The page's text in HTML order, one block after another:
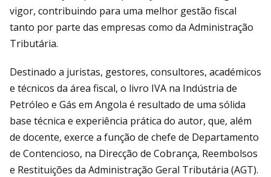
vigor, contribuindo para uma melhor gestão fiscal
tanto por parte das empresas como da Administração
Tributária.
Destinado a juristas, gestores, consultores, académicos
e técnicos da área fiscal, o livro IVA na Indústria de
Petróleo e Gás em Angola é resultado de uma sólida
base técnica e experiência prática do autor, que, além
de docente, exerce a função de chefe de Departamento
de Contencioso, na Direcção de Cobrança, Reembolsos
e Restituições da Administração Geral Tributária (AGT).